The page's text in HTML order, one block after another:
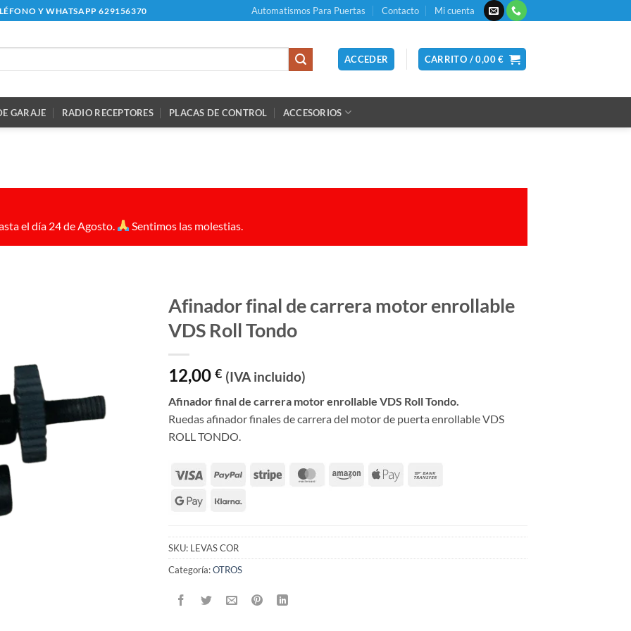
Y WHATSAPP 629156370 Automatismos Para Puertas Contacto Mi cuenta
ACCEDER CARRITO /0,00€
GARAJE RADIO RECEPTORES PLACAS DE CONTROL ACCESORIOS
el día 24 de Agosto. Sentimos las molestias.
Afinador final de carrera motor enrollable
VDS Roll Tondo
12,00 € (IVA incluido)
Afinador final de carrera motor enrollable VDS Roll Tondo.
Ruedas afinador finales de carrera del motor de puerta enrollable VDS
ROLL TONDO.
SKU: LEVAS COR
Categoría:OTROS